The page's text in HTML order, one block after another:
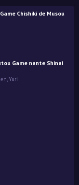
Chishiki de Musou
Game nante Shinai
Yuri